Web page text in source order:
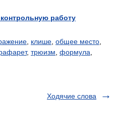
работу
клише общее место
, трюизм формула
Ходячие слова